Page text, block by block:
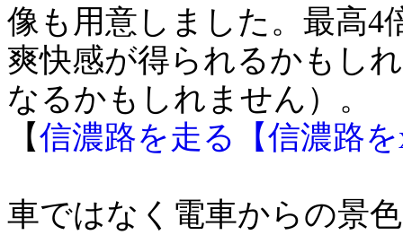
像も用意しました。最高4
爽快感が得られるかもし
なるかもしれません）。
【信濃路を走る【信濃路
車ではなく電車からの景